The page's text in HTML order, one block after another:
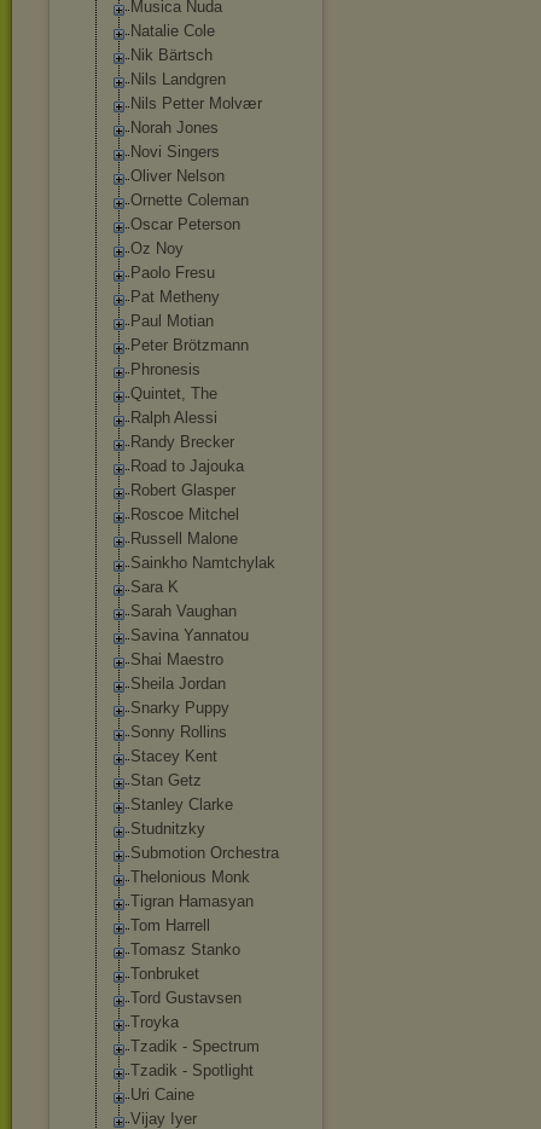
Musica Nuda
Natalie Cole
Nik Bärtsch
Nils Landgren
Nils Petter Molvær
Norah Jones
Novi Singers
Oliver Nelson
Ornette Coleman
Oscar Peterson
Oz Noy
Paolo Fresu
Pat Metheny
Paul Motian
Peter Brötzmann
Phronesis
Quintet, The
Ralph Alessi
Randy Brecker
Road to Jajouka
Robert Glasper
Roscoe Mitchel
Russell Malone
Sainkho Namtchylak
Sara K
Sarah Vaughan
Savina Yannatou
Shai Maestro
Sheila Jordan
Snarky Puppy
Sonny Rollins
Stacey Kent
Stan Getz
Stanley Clarke
Studnitzky
Submotion Orchestra
Thelonious Monk
Tigran Hamasyan
Tom Harrell
Tomasz Stanko
Tonbruket
Tord Gustavsen
Troyka
Tzadik - Spectrum
Tzadik - Spotlight
Uri Caine
Vijay Iyer